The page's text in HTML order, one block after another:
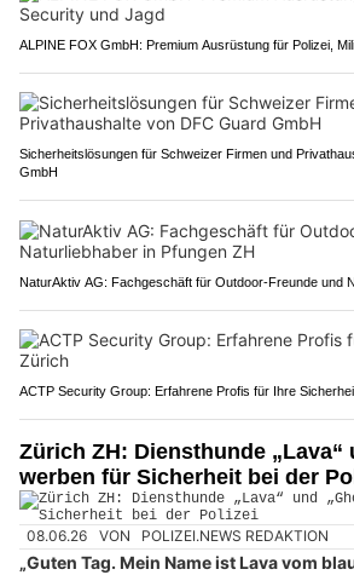
ALPINE FOX GmbH: Premium Ausrüstung für Polizei,
Sicherheitslösungen für Schweizer Firmen und
GmbH
NaturAktiv AG: Fachgeschäft für Outdoor-Freunde und
ACTP Security Group: Erfahrene Profis für Ihre
Zürich ZH: Diensthunde „Lava“
werben für Sicherheit bei der
08.06.26 VON POLIZEI.NEWS REDAKTION
„Guten Tag. Mein Name ist Lava vom